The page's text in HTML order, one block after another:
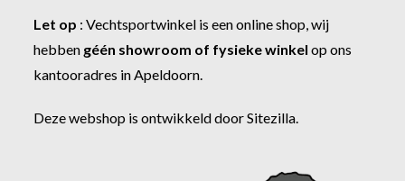
Let op :Vechtsportwinkel is een online shop, wij
hebben géén showroom of fysieke winkel op ons
kantooradres in Apeldoorn.
Deze webshop is ontwikkeld doorSitezilla